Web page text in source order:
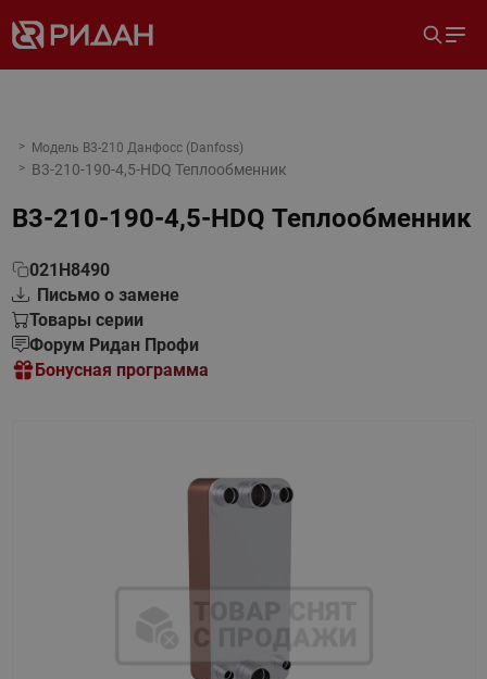
Модель B3-210 Данфосс (Danfoss)
B3-210-190-4,5-HDQ Теплообменник
B3-210-190-4,5-HDQ Теплообменник
021H8490
Письмо о замене
Товары серии
Форум Ридан Профи
Бонусная программа